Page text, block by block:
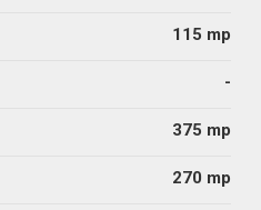
115 mp
-
375 mp
270 mp